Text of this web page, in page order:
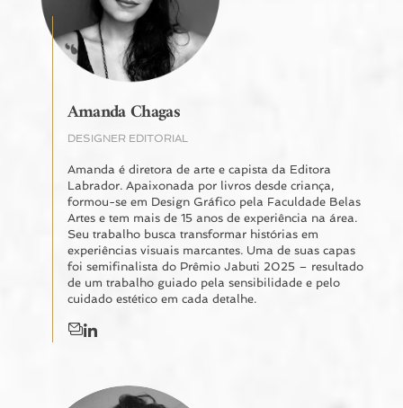
Amanda Chagas
DESIGNER EDITORIAL
Amanda é diretora de arte e capista da Editora
Labrador. Apaixonada por livros desde criança,
formou-se em Design Gráfico pela Faculdade Belas
Artes e tem mais de 15 anos de experiência na área.
Seu trabalho busca transformar histórias em
experiências visuais marcantes. Uma de suas capas
foi semifinalista do Prêmio Jabuti 2025 – resultado
de um trabalho guiado pela sensibilidade e pelo
cuidado estético em cada detalhe.